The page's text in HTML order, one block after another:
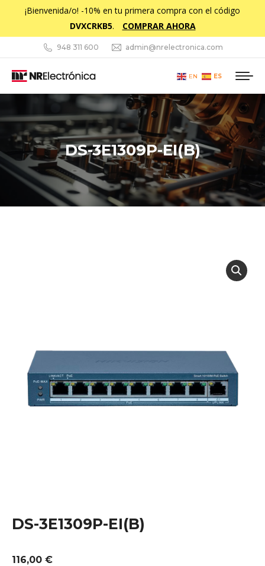
¡Bienvenida/o! -10% en tu primera compra con el código
DVXCRKB5. COMPRAR AHORA
948 311 600 admin@nrelectronica.com
EN ES
DS-3E1309P-EI(B)
Estás aquí:
DS-3E1309P-EI(B)
116,00 €